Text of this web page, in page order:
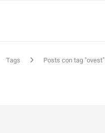
Tags Posts con tag "ovest"